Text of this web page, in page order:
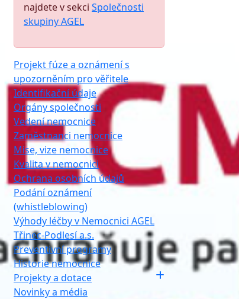
najdete v sekci Společnosti
skupiny AGEL
Projekt fúze a oznámení s
upozorněním pro věřitele
Identifikační údaje
Orgány společnosti
Vedení nemocnice
Zaměstnanci nemocnice
Mise, vize nemocnice
Kvalita v nemocnici
Ochrana osobních údajů
Podání oznámení
(whistleblowing)
Výhody léčby v Nemocnici AGEL
Třinec-Podlesí a.s.
Preventivní programy
Historie nemocnice
Projekty a dotace
Novinky a média